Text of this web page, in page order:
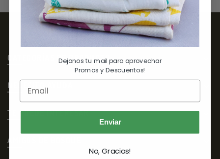
CATEGORÍAS DE PRODUCTO
NECESITO AYUDA
TE PUEDE INTERESAR
AMIGOS DE BOSQUE
Dejanos tu mail para aprovechar
Promos y Descuentos!
Enviar
No, Gracias!